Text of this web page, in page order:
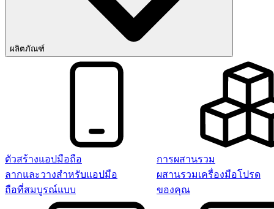
ผลิตภัณฑ์
ตัวสร้างแอปมือถือ
ลากและวางสำหรับแอปมือ
ถือที่สมบูรณ์แบบ
การผสานรวม
ผสานรวมเครื่องมือโปรด
ของคุณ